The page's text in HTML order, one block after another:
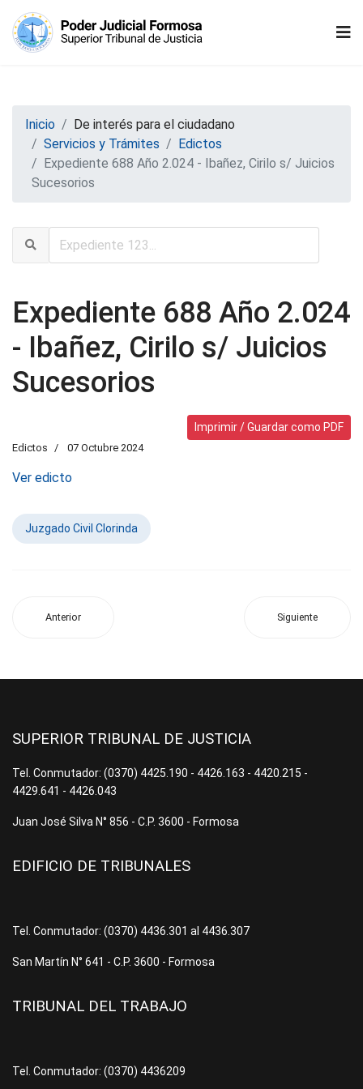
Inicio
De interés para el ciudadano
Servicios y Trámites
Edictos
Expediente 688 Año 2.024 - Ibañez, Cirilo s/ Juicios
Sucesorios
Expediente 688 Año 2.024
- Ibañez, Cirilo s/ Juicios
Sucesorios
Imprimir / Guardar como PDF
Edictos 07 Octubre 2024
Ver edicto
Juzgado Civil Clorinda
Anterior Siguiente
SUPERIOR TRIBUNAL DE JUSTICIA
Tel. Conmutador: (0370) 4425.190 - 4426.163 - 4420.215 -
4429.641 - 4426.043
Juan José Silva N° 856 - C.P. 3600 - Formosa
EDIFICIO DE TRIBUNALES
Tel. Conmutador: (0370) 4436.301 al 4436.307
San Martín N° 641 - C.P. 3600 - Formosa
TRIBUNAL DEL TRABAJO
Tel. Conmutador: (0370) 4436209